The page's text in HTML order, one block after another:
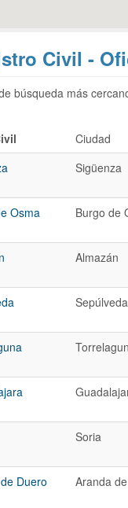
Civil -
búsqueda más
Ciudad
Sigüenza
Osma
Burgo de
Almazán
Sepúlveda
Soria
Duero
Aranda